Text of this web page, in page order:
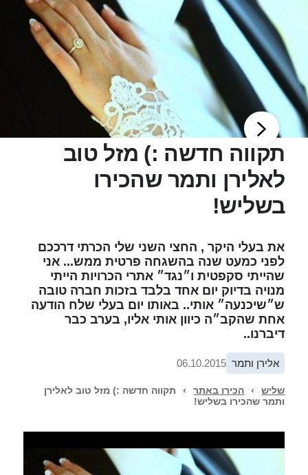
תקווה חדשה :) מזל טוב
לאלירן ותמר שהכירו
בשליש!
את בעלי היקר , החצי השני שלי הכרתי דרככם
לפני כמעט שנה בהשגחה פרטית ממש... אני
שהייתי סקפטית ו״נגד״ אתרי הכרויות הייתי
מנויה בדיוק יום אחד בלבד בזכות חברה טובה
ש״שיכנעה״ אותי.. באותו יום בעלי שלח הודעה
אחת שהקב״ה כיוון אותי אליו, בערב כבר
דיברנו..
אלירן ותמר 06.10.2015
שליש › הכירו באתר ›
תקווה חדשה :) מזל טוב לאלירן
ותמר שהכירו בשליש!